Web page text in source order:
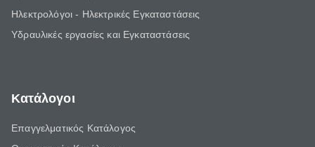
Ηλεκτρολόγοι - Ηλεκτρικές Εγκαταστάσεις
Υδραυλικές εργασίες και Εγκαταστάσεις
Κατάλογοι
Επαγγελματικός Κατάλογος